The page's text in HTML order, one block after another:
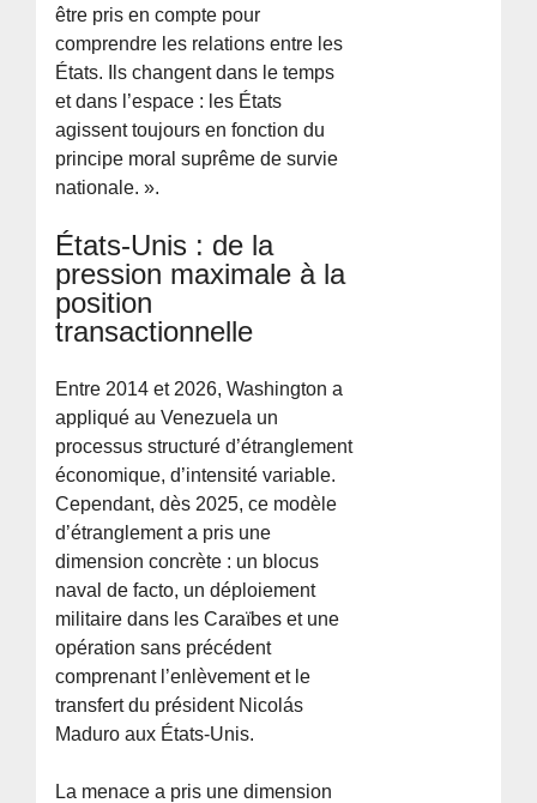
être pris en compte pour
comprendre les relations entre les
États. Ils changent dans le temps
et dans l’espace : les États
agissent toujours en fonction du
principe moral suprême de survie
nationale. ».
États-Unis : de la
pression maximale à la
position
transactionnelle
Entre 2014 et 2026, Washington a
appliqué au Venezuela un
processus structuré d’étranglement
économique, d’intensité variable.
Cependant, dès 2025, ce modèle
d’étranglement a pris une
dimension concrète : un blocus
naval de facto, un déploiement
militaire dans les Caraïbes et une
opération sans précédent
comprenant l’enlèvement et le
transfert du président Nicolás
Maduro aux États-Unis.
La menace a pris une dimension